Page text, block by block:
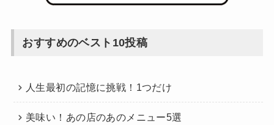
おすすめのベスト10投稿
人生最初の記憶に挑戦！1つだけ
美味い！あの店のあのメニュー5選